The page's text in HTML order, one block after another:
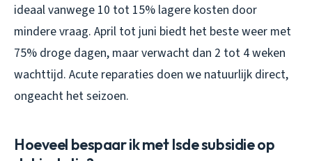
ideaal vanwege 10 tot 15% lagere kosten door
mindere vraag. April tot juni biedt het beste weer met
75% droge dagen, maar verwacht dan 2 tot 4 weken
wachttijd. Acute reparaties doen we natuurlijk direct,
ongeacht het seizoen.
Hoeveel bespaar ik met Isde subsidie op